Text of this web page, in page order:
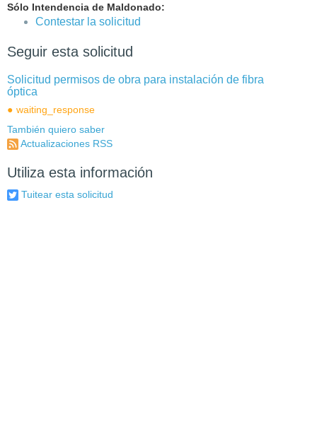
Sólo Intendencia de Maldonado:
Contestar la solicitud
Seguir esta solicitud
Solicitud permisos de obra para instalación de fibra
óptica
waiting_response
También quiero saber
Actualizaciones RSS
Utiliza esta información
Tuitear esta solicitud